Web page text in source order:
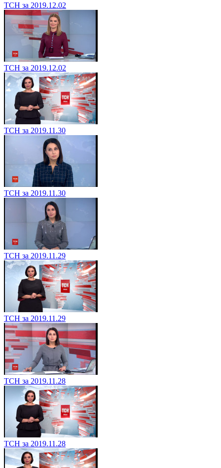
ТСН за 2019.12.02
ТСН за 2019.12.02
ТСН за 2019.11.30
ТСН за 2019.11.30
ТСН за 2019.11.29
ТСН за 2019.11.29
ТСН за 2019.11.28
ТСН за 2019.11.28